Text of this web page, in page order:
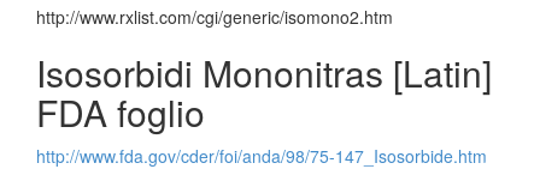
http://www.rxlist.com/cgi/generic/isomono2.htm
Isosorbidi Mononitras [Latin]
FDA foglio
http://www.fda.gov/cder/foi/anda/98/75-147_Isosorbide.htm